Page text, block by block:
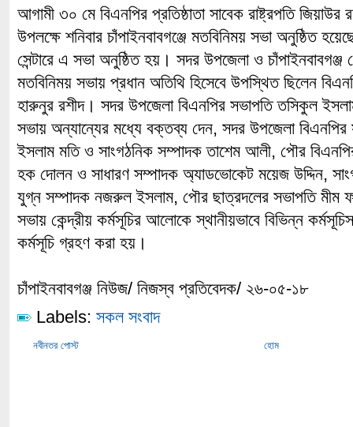
আগামী ৩০ মে বিএনপির প্রতিষ্ঠাতা সাবেক রাষ্ট্রপতি জিয়াউর
উপলক্ষে শনিবার চাঁপাইনবাবগঞ্জে মতবিনিময় সভা অনুষ্ঠিত
সেন্টারে এ সভা অনুষ্ঠিত হয়। সদর উপজেলা ও
মতবিনিময় সভায় প্রধান অতিথি হিসেবে উপস্থিত ছিলেন
হারুনুর রশীদ। সদর উপজেলা বিএনপির সভাপতি তসিকুল
সভায় অন্যান্যের মধ্যে বক্তব্য দেন, সদর উপজেলা বিএনপির
ইসলাম মতি ও সাংগঠনিক সম্পাদক তাশেম আলী, পৌর
হক দোলন ও সাধারণ সম্পাদক অ্যাডভোকেট ময়েজ উদ্দিন,
যুগ্ন সম্পাদক নজরুল ইসলাম, পৌর ছাত্রদলের সভাপতি
সভায় কেন্দ্রীয় কর্মসূচির আলোকে স্থানীয়ভাবে বিভিন্ন
কর্মসূচি গ্রহণ করা হয়।
চাঁপাইনবাবগঞ্জ নিউজ/ নিজস্ব প্রতিবেদক/ ২৬-০৫-১৮
Labels: সকল সংবাদ
নবীনতর পোস্ট হোম